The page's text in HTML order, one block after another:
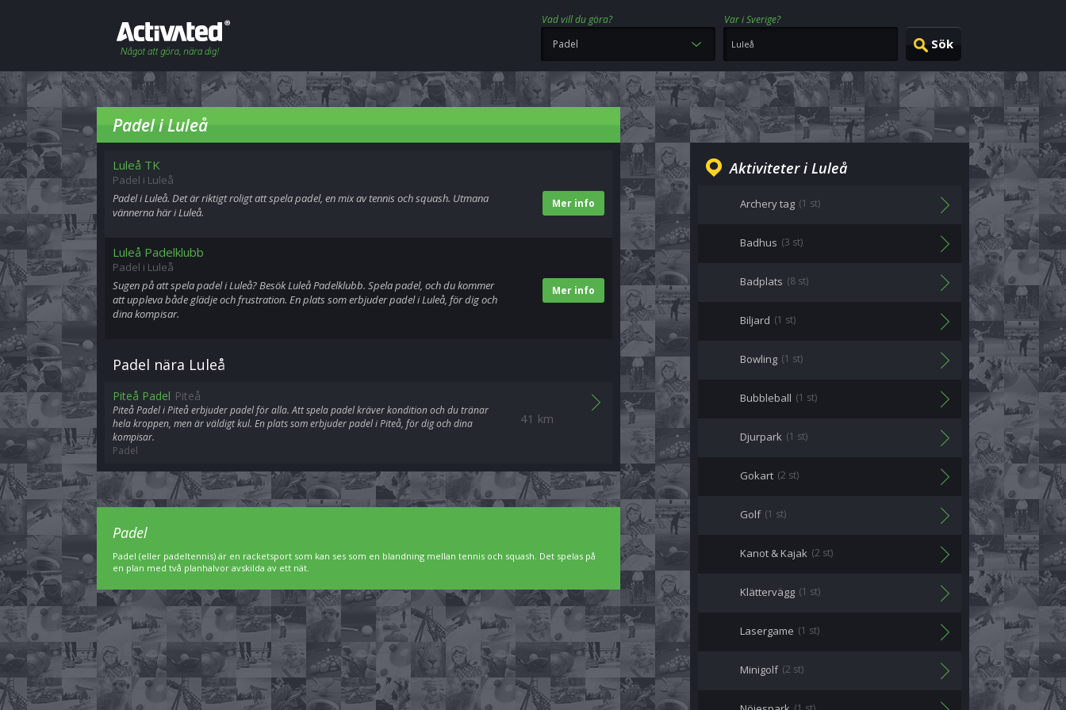
Vad vill du göra?
Var i Sverige?
Padel
Padel i Luleå
Luleå TK
Padel i Luleå
Mer info
Padel i Luleå. Det är riktigt roligt att spela padel, en mix av tennis och squash. Utmana
vännerna här i Luleå.
Luleå Padelklubb
Padel i Luleå
Mer info
Sugen på att spela padel i Luleå? Besök Luleå Padelklubb. Spela padel, och du kommer
att uppleva både glädje och frustration. En plats som erbjuder padel i Luleå, för dig och
dina kompisar.
Padel nära Luleå
41 km
Piteå Padel Piteå
Piteå Padel i Piteå erbjuder padel för alla. Att spela padel kräver kondition och du tränar
hela kroppen, men är väldigt kul. En plats som erbjuder padel i Piteå, för dig och dina
kompisar.
Padel
Aktiviteter i Luleå
Archery tag (1 st)
Badhus (3 st)
Badplats (8 st)
Biljard (1 st)
Bowling (1 st)
Bubbleball (1 st)
Djurpark (1 st)
Gokart (2 st)
Golf (1 st)
Kanot & Kajak (2 st)
Klättervägg (1 st)
Lasergame (1 st)
Minigolf (2 st)
Padel
Padel (eller padeltennis) är en racketsport som kan ses som en blandning mellan tennis och squash. Det spelas på
en plan med två planhalvor avskilda av ett nät.